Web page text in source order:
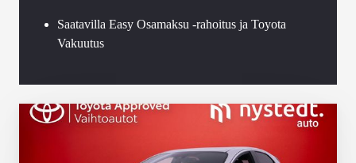
Saatavilla Easy Osamaksu -rahoitus ja Toyota
Vakuutus